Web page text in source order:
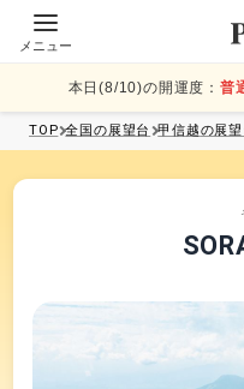
メニュー
本日(8/10)の開運度：普
TOP 全国の展望台 甲信越の展望